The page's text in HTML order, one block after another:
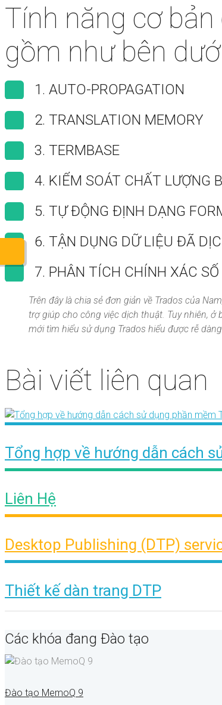
Tính năng cơ
gồm như bên
1. AUTO-PROPAGATION
2. TRANSLATION MEMORY
3. TERMBASE
4. KIỂM SOÁT CHẤT LƯỢNG
5. TỰ ĐỘNG ĐỊNH DẠNG
6. TẬN DỤNG DỮ LIỆU ĐÃ
7. PHÂN TÍCH CHÍNH XÁC
Trên đây là chia sẻ đơn giản về Trados của
trợ giúp cho công việc dịch thuật. Tuy nhiên, ở
mới tìm hiểu sử dụng Trados hiểu được rễ
Bài viết liên quan
Tổng hợp về hướng dẫn cách
Liên Hệ
Desktop Publishing (DTP)
Thiết kế dàn trang DTP
Các khóa đang Đào tạo
Đào tạo MemoQ 9